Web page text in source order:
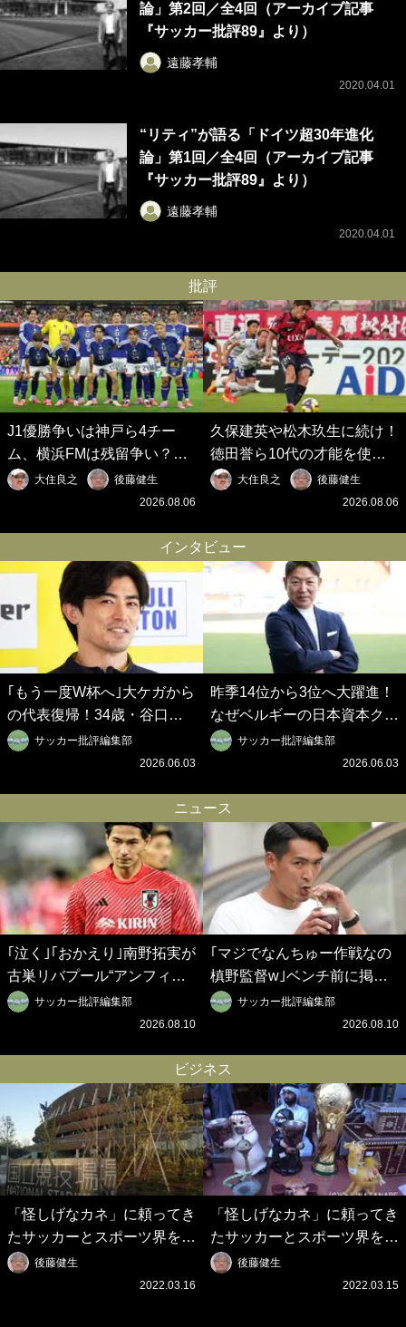
論」第2回／全4回（アーカイブ記事
『サッカー批評89』より）
遠藤孝輔
2020.04.01
“リティ”が語る「ドイツ超30年進化
論」第1回／全4回（アーカイブ記事
『サッカー批評89』より）
遠藤孝輔
2020.04.01
批評
J1優勝争いは神戸ら4チー
ム、横浜FMは残留争い？大
混戦のJ2はRB大宮に注目！
歴代最強の日本代表をJリー
の秋春制｣の大激論】(6)
大住良之
後藤健生
2026.08.06
久保建英や松木玖生に続け！
徳田誉ら10代の才能を使い
切れないJクラブの課題と、
｢0円欧州移籍｣撲滅への処方
春制｣の大激論】(5)
大住良之
後藤健生
2026.08.06
インタビュー
｢もう一度W杯へ｣大ケガから
の代表復帰！34歳・谷口彰
悟の奇跡を支えた日本資本の
ベルギークラブ、次なる野望
ロイデン立石敬之CEOの世
界戦略】(2)
サッカー批評編集部
2026.06.03
昨季14位から3位へ大躍進！
なぜベルギーの日本資本クラ
ブは創設102年目に歴史的快
挙を成し遂げられたのか？
之CEOの世界戦略】(1)
サッカー批評編集部
2026.06.03
ニュース
｢泣く｣｢おかえり｣南野拓実が
古巣リバプール“アンフィー
ルド帰還”特別映像が感動
的！｢僕も彼が大好きだった｣
サッカー批評編集部
2026.08.10
｢マジでなんちゅー作戦なの
槙野監督w｣ベンチ前に掲げ
られた｢マテ茶｣｢白い犬｣｢爆
弾｣｢合コン｣のイラスト入り
｢想像よりデカくて吹いた｣
サッカー批評編集部
2026.08.10
ビジネス
「怪しげなカネ」に頼ってき
たサッカーとスポーツ界を待
つ未来(4)スポーツを「持続
可能」にする「真の投資」の
後藤健生
2022.03.16
「怪しげなカネ」に頼ってき
たサッカーとスポーツ界を待
つ未来(3)「ロシアン・マネ
ー」に続く中東の「オイルマ
後藤健生
2022.03.15